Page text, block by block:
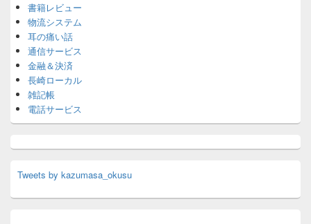
書籍レビュー
物流システム
耳の痛い話
通信サービス
金融＆決済
長崎ローカル
雑記帳
電話サービス
Tweets by kazumasa_okusu